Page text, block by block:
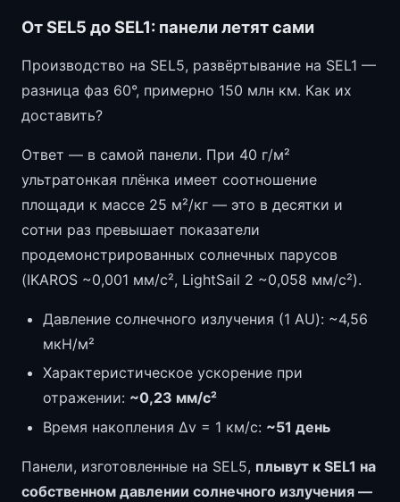
От SEL5 до SEL1: панели летят сами
Производство на SEL5, развёртывание на SEL1 —
разница фаз 60°, примерно 150 млн км. Как их
доставить?
Ответ — в самой панели. При 40 г/м²
ультратонкая плёнка имеет соотношение
площади к массе 25 м²/кг — это в десятки и
сотни раз превышает показатели
продемонстрированных солнечных парусов
(IKAROS ~0,001 мм/с², LightSail 2 ~0,058 мм/с²).
Давление солнечного излучения (1 AU): ~4,56
мкН/м²
Характеристическое ускорение при
отражении: ~0,23 мм/с²
Время накопления Δv = 1 км/с: ~51 день
Панели, изготовленные на SEL5, плывут к SEL1 на
собственном давлении солнечного излучения —